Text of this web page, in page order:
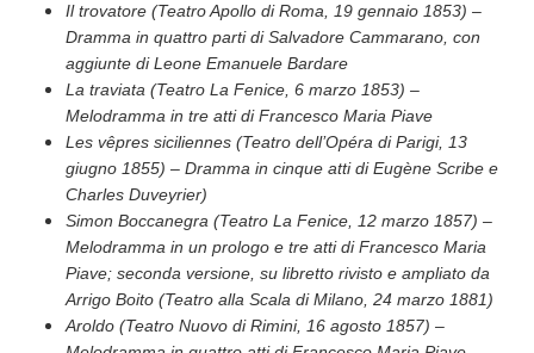
Il trovatore (Teatro Apollo di Roma, 19 gennaio 1853) –
Dramma in quattro parti di Salvadore Cammarano, con
aggiunte di Leone Emanuele Bardare
La traviata (Teatro La Fenice, 6 marzo 1853) –
Melodramma in tre atti di Francesco Maria Piave
Les vêpres siciliennes (Teatro dell’Opéra di Parigi, 13
giugno 1855) – Dramma in cinque atti di Eugène Scribe e
Charles Duveyrier)
Simon Boccanegra (Teatro La Fenice, 12 marzo 1857) –
Melodramma in un prologo e tre atti di Francesco Maria
Piave; seconda versione, su libretto rivisto e ampliato da
Arrigo Boito (Teatro alla Scala di Milano, 24 marzo 1881)
Aroldo (Teatro Nuovo di Rimini, 16 agosto 1857) –